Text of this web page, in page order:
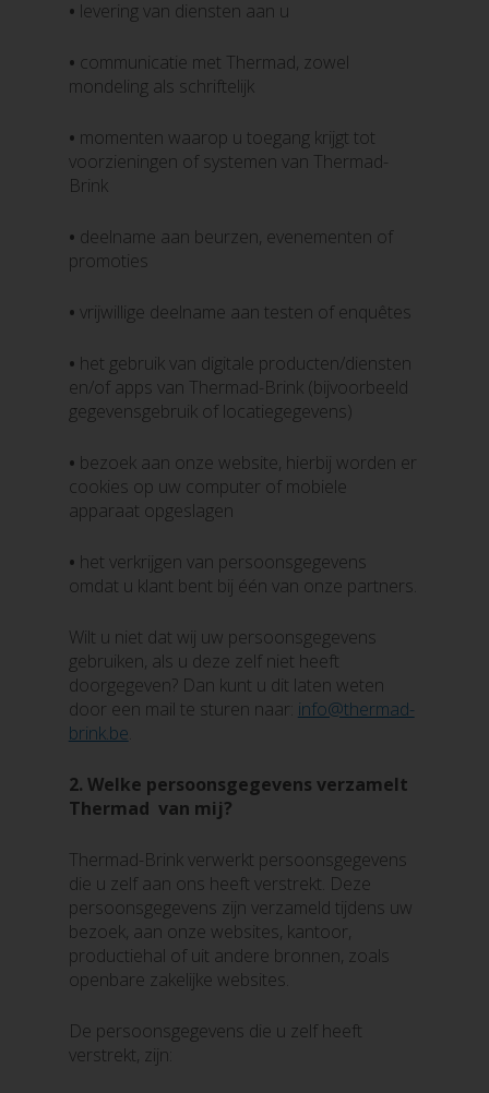
• levering van diensten aan u
• communicatie met Thermad, zowel
mondeling als schriftelijk
• momenten waarop u toegang krijgt tot
voorzieningen of systemen van Thermad-
Brink
• deelname aan beurzen, evenementen of
promoties
• vrijwillige deelname aan testen of enquêtes
• het gebruik van digitale producten/diensten
en/of apps van Thermad-Brink (bijvoorbeeld
gegevensgebruik of locatiegegevens)
• bezoek aan onze website, hierbij worden er
cookies op uw computer of mobiele
apparaat opgeslagen
• het verkrijgen van persoonsgegevens
omdat u klant bent bij één van onze partners.
Wilt u niet dat wij uw persoonsgegevens
gebruiken, als u deze zelf niet heeft
doorgegeven? Dan kunt u dit laten weten
door een mail te sturen naar: info@thermad-
brink.be
2. Welke persoonsgegevens verzamelt
Thermad van mij?
Thermad-Brink verwerkt persoonsgegevens
die u zelf aan ons heeft verstrekt. Deze
persoonsgegevens zijn verzameld tijdens uw
bezoek, aan onze websites, kantoor,
productiehal of uit andere bronnen, zoals
openbare zakelijke websites.
De persoonsgegevens die u zelf heeft
verstrekt, zijn: